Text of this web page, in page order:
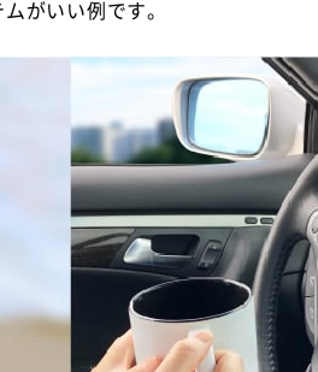
がいい例です。